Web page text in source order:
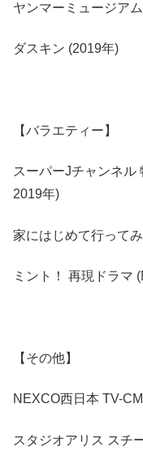
ヤンマーミュージア
ダスキン (2019年)
【バラエティー】
スーパーJチャンネル
2019年)
家にはじめて行って
ミント！ 再現ドラマ
【その他】
NEXCO西日本 TV-
スタジオアリス スチ